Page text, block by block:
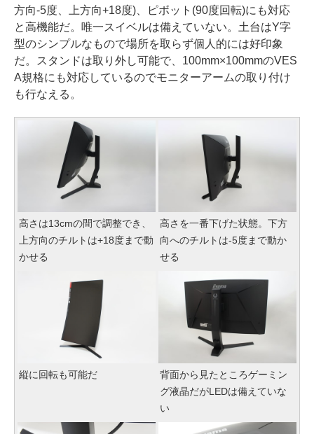
方向-5度、上方向+18度)、ピボット(90度回転)にも対応
と高機能だ。唯一スイベルは備えていない。土台はY字
型のシンプルなもので場所を取らず個人的には好印象
だ。スタンドは取り外し可能で、100mm×100mmのVES
A規格にも対応しているのでモニターアームの取り付け
も行なえる。
高さは13cmの間で調整でき、
上方向のチルトは+18度まで動
かせる
高さを一番下げた状態。下方
向へのチルトは-5度まで動か
せる
縦に回転も可能だ
背面から見たところゲーミン
グ液晶だがLEDは備えていな
い